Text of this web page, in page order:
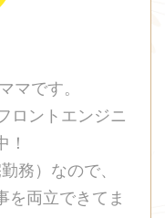
マです。
ロントエンジニ
！
務）なので、
を両立できてま